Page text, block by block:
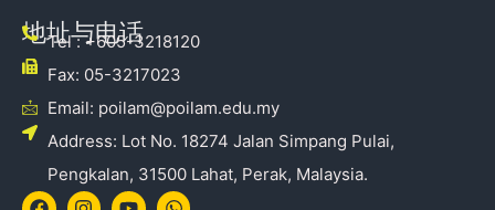
地址与电话
Tel : +605-3218120
Fax: 05-3217023
Email: poilam@poilam.edu.my
Address: Lot No. 18274 Jalan Simpang Pulai,
Pengkalan, 31500 Lahat, Perak, Malaysia.
FacebookInstagram
YoutubeWhatsapp